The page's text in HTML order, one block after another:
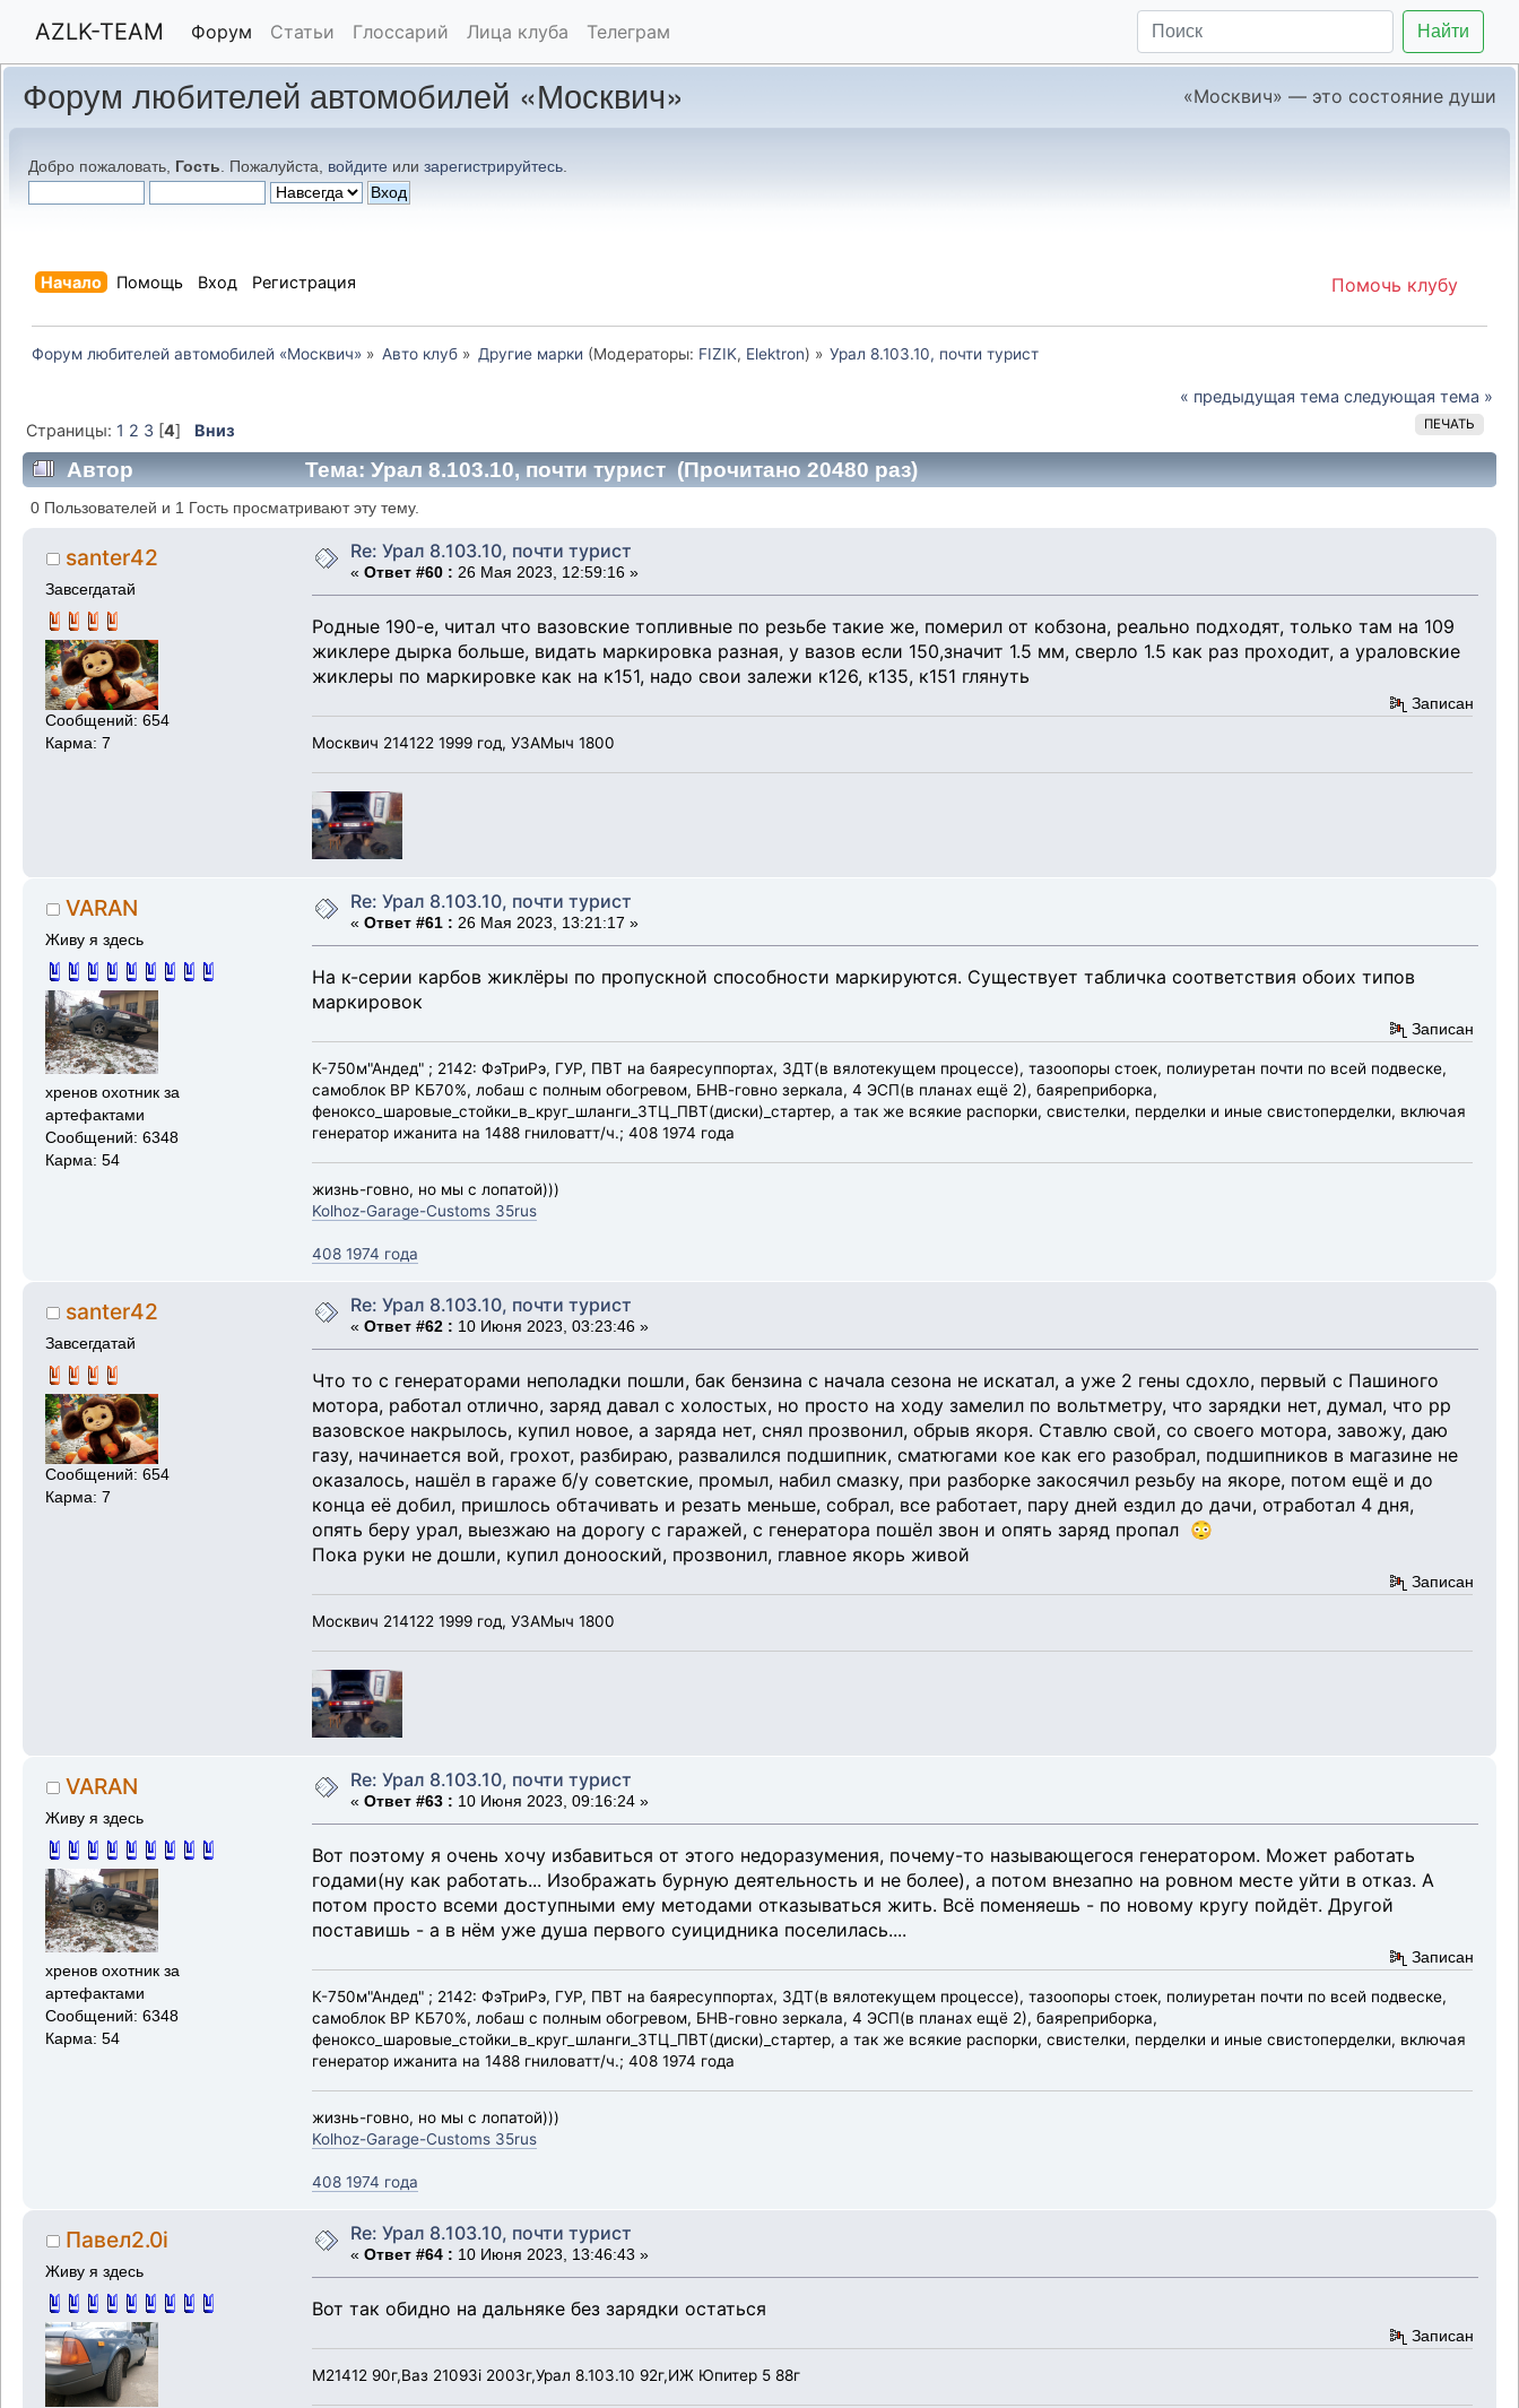
AZLK-TEAM Форум Статьи Глоссарий Лица клуба Телеграм Найти
Форум любителей автомобилей «Москвич» «Москвич» — это состояние души
Добро пожаловать, Гость . Пожалуйста, войдите или зарегистрируйтесь
Помочь клубу
Начало Помощь Вход Регистрация
Форум любителей автомобилей «Москвич» » Авто клуб» Другие марки (Модераторы: FIZIK, Elektron) » Урал 8.103.10, почти турист
« предыдущая тема следующая тема »
ПЕЧАТЬ
Страницы: 1 2 3 [4] Вниз
Автор Тема: Урал 8.103.10, почти турист (Прочитано 20480 раз)
0 Пользователей и 1 Гость просматривают эту тему.
santer42
Завсегдатай
Сообщений: 654
Карма: 7
Re: Урал 8.103.10, почти турист
« Ответ #60 : 26 Мая 2023, 12:59:16 »
Родные 190-е, читал что вазовские топливные по резьбе такие же, померил от кобзона, реально подходят, только там на 109
жиклере дырка больше, видать маркировка разная, у вазов если 150,значит 1.5 мм, сверло 1.5 как раз проходит, а ураловские
жиклеры по маркировке как на к151, надо свои залежи к126, к135, к151 глянуть
Записан
Москвич 214122 1999 год, УЗАМыч 1800
VARAN
Живу я здесь
хренов охотник за
артефактами
Сообщений: 6348
Карма: 54
Re: Урал 8.103.10, почти турист
« Ответ #61 : 26 Мая 2023, 13:21:17 »
На к-серии карбов жиклёры по пропускной способности маркируются. Существует табличка соответствия обоих типов
маркировок
Записан
К-750м"Андед" ; 2142: ФэТриРэ, ГУР, ПВТ на баяресуппортах, ЗДТ(в вялотекущем процессе), тазоопоры стоек, полиуретан почти по всей подвеске,
самоблок ВР КБ70%, лобаш с полным обогревом, БНВ-говно зеркала, 4 ЭСП(в планах ещё 2), баяреприборка,
феноксо_шаровые_стойки_в_круг_шланги_ЗТЦ_ПВТ(диски)_стартер, а так же всякие распорки, свистелки, перделки и иные свистоперделки, включая
генератор ижанита на 1488 гниловатт/ч.; 408 1974 года
жизнь-говно, но мы с лопатой)))
Kolhoz-Garage-Customs 35rus
408 1974 года
santer42
Завсегдатай
Сообщений: 654
Карма: 7
Re: Урал 8.103.10, почти турист
« Ответ #62 : 10 Июня 2023, 03:23:46 »
Что то с генераторами неполадки пошли, бак бензина с начала сезона не искатал, а уже 2 гены сдохло, первый с Пашиного
мотора, работал отлично, заряд давал с холостых, но просто на ходу замелил по вольтметру, что зарядки нет, думал, что рр
вазовское накрылось, купил новое, а заряда нет, снял прозвонил, обрыв якоря. Ставлю свой, со своего мотора, завожу, даю
газу, начинается вой, грохот, разбираю, развалился подшипник, сматюгами кое как его разобрал, подшипников в магазине не
оказалось, нашёл в гараже б/у советские, промыл, набил смазку, при разборке закосячил резьбу на якоре, потом ещё и до
конца её добил, пришлось обтачивать и резать меньше, собрал, все работает, пару дней ездил до дачи, отработал 4 дня,
опять беру урал, выезжаю на дорогу с гаражей, с генератора пошёл звон и опять заряд пропал 😳
Пока руки не дошли, купил донооский, прозвонил, главное якорь живой
Записан
Москвич 214122 1999 год, УЗАМыч 1800
VARAN
Живу я здесь
хренов охотник за
артефактами
Сообщений: 6348
Карма: 54
Re: Урал 8.103.10, почти турист
« Ответ #63 : 10 Июня 2023, 09:16:24 »
Вот поэтому я очень хочу избавиться от этого недоразумения, почему-то называющегося генератором. Может работать
годами(ну как работать... Изображать бурную деятельность и не более), а потом внезапно на ровном месте уйти в отказ. А
потом просто всеми доступными ему методами отказываться жить. Всё поменяешь - по новому кругу пойдёт. Другой
поставишь - а в нём уже душа первого суицидника поселилась....
Записан
К-750м"Андед" ; 2142: ФэТриРэ, ГУР, ПВТ на баяресуппортах, ЗДТ(в вялотекущем процессе), тазоопоры стоек, полиуретан почти по всей подвеске,
самоблок ВР КБ70%, лобаш с полным обогревом, БНВ-говно зеркала, 4 ЭСП(в планах ещё 2), баяреприборка,
феноксо_шаровые_стойки_в_круг_шланги_ЗТЦ_ПВТ(диски)_стартер, а так же всякие распорки, свистелки, перделки и иные свистоперделки, включая
генератор ижанита на 1488 гниловатт/ч.; 408 1974 года
жизнь-говно, но мы с лопатой)))
Kolhoz-Garage-Customs 35rus
408 1974 года
Павел2.0i
Живу я здесь
Re: Урал 8.103.10, почти турист
« Ответ #64 : 10 Июня 2023, 13:46:43 »
Вот так обидно на дальняке без зарядки остаться
Записан
М21412 90г,Ваз 21093i 2003г,Урал 8.103.10 92г,ИЖ Юпитер 5 88г